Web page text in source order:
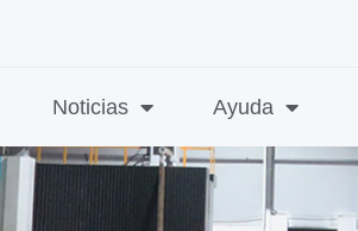
Noticias Ayuda